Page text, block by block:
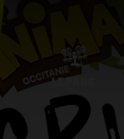
LE PARC